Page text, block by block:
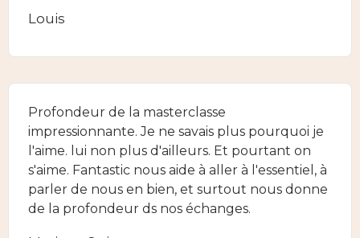
Louis
Profondeur de la masterclasse
impressionnante. Je ne savais plus pourquoi je
l'aime. lui non plus d'ailleurs. Et pourtant on
s'aime. Fantastic nous aide à aller à l'essentiel, à
parler de nous en bien, et surtout nous donne
de la profondeur ds nos échanges.